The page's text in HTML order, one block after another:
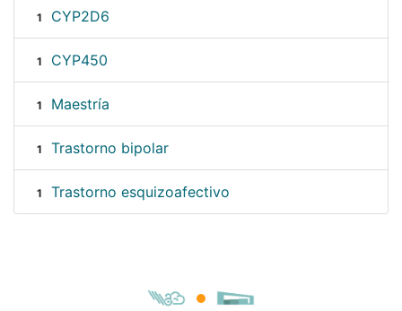
1 CYP2D6
1 CYP450
1 Maestría
1 Trastorno bipolar
1 Trastorno esquizoafectivo